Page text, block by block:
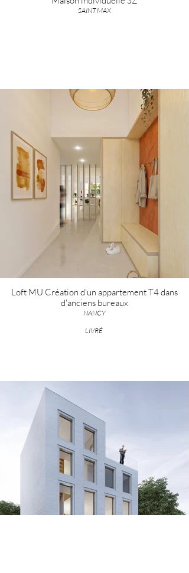
SAINT MAX
Loft MU Création d'un appartement T4 dans
d'anciens bureaux
NANCY
LIVRÉ